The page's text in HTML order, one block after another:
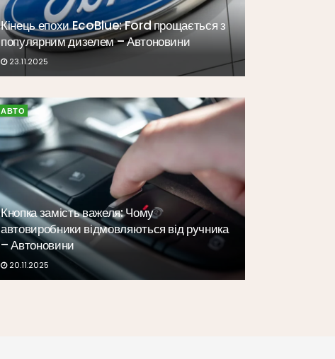
Кінець епохи EcoBlue: Ford прощається з
популярним дизелем – Автоновини
23.11.2025
АВТО
Кнопка замість важеля: Чому
автовиробники відмовляються від ручника
– Автоновини
20.11.2025